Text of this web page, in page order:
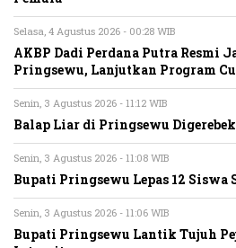
Selasa, 4 Agustus 2026 - 00:28 WIB
AKBP Dadi Perdana Putra Resmi
Pringsewu, Lanjutkan Program
Senin, 3 Agustus 2026 - 11:12 WIB
Balap Liar di Pringsewu
Senin, 3 Agustus 2026 - 11:08 WIB
Bupati Pringsewu Lepas 12 Siswa
Senin, 3 Agustus 2026 - 11:06 WIB
Bupati Pringsewu Lantik Tujuh